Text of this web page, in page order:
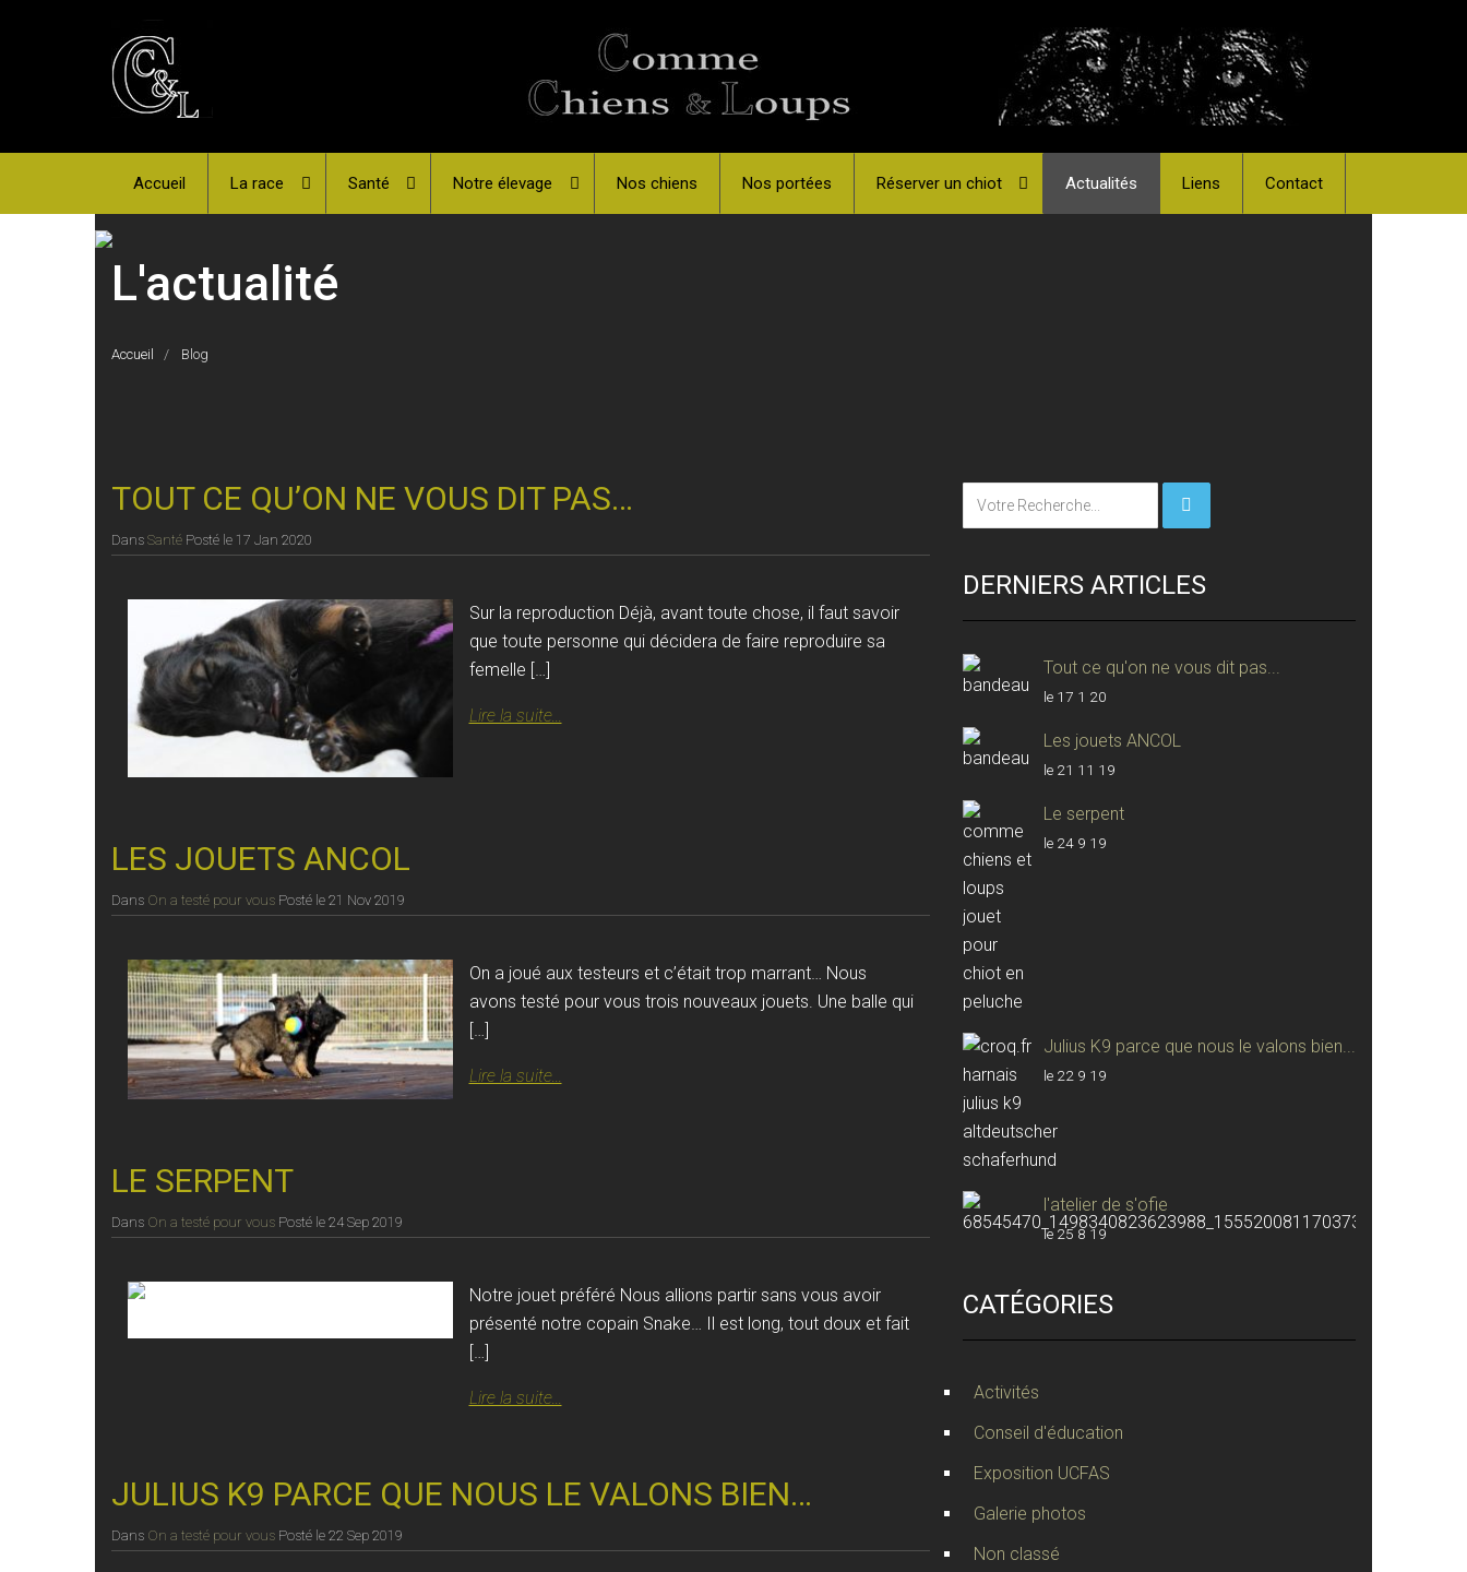
Accueil La race Santé Notre élevage Nos chiens Nos portées Réserver un chiot Actualités Liens Contact
L'actualité
Accueil Blog
TOUT CE QU’ON NE VOUS DIT PAS…
Dans Santé Posté le 17 Jan 2020
Sur la reproduction Déjà, avant toute chose, il faut savoir
que toute personne qui décidera de faire reproduire sa
femelle […]
Lire la suite...
LES JOUETS ANCOL
Dans On a testé pour vous Posté le 21 Nov 2019
On a joué aux testeurs et c’était trop marrant… Nous
avons testé pour vous trois nouveaux jouets. Une balle qui
[…]
Lire la suite...
LE SERPENT
Dans On a testé pour vous Posté le 24 Sep 2019
Notre jouet préféré Nous allions partir sans vous avoir
présenté notre copain Snake… Il est long, tout doux et fait
[…]
Lire la suite...
JULIUS K9 PARCE QUE NOUS LE VALONS BIEN…
Dans On a testé pour vous Posté le 22 Sep 2019
DERNIERS ARTICLES
Tout ce qu'on ne vous dit pas...
le 17 1 20
Les jouets ANCOL
le 21 11 19
Le serpent
le 24 9 19
Julius K9 parce que nous le valons bien...
le 22 9 19
l'atelier de s'ofie
le 25 8 19
CATÉGORIES
Activités
Conseil d'éducation
Exposition UCFAS
Galerie photos
Non classé